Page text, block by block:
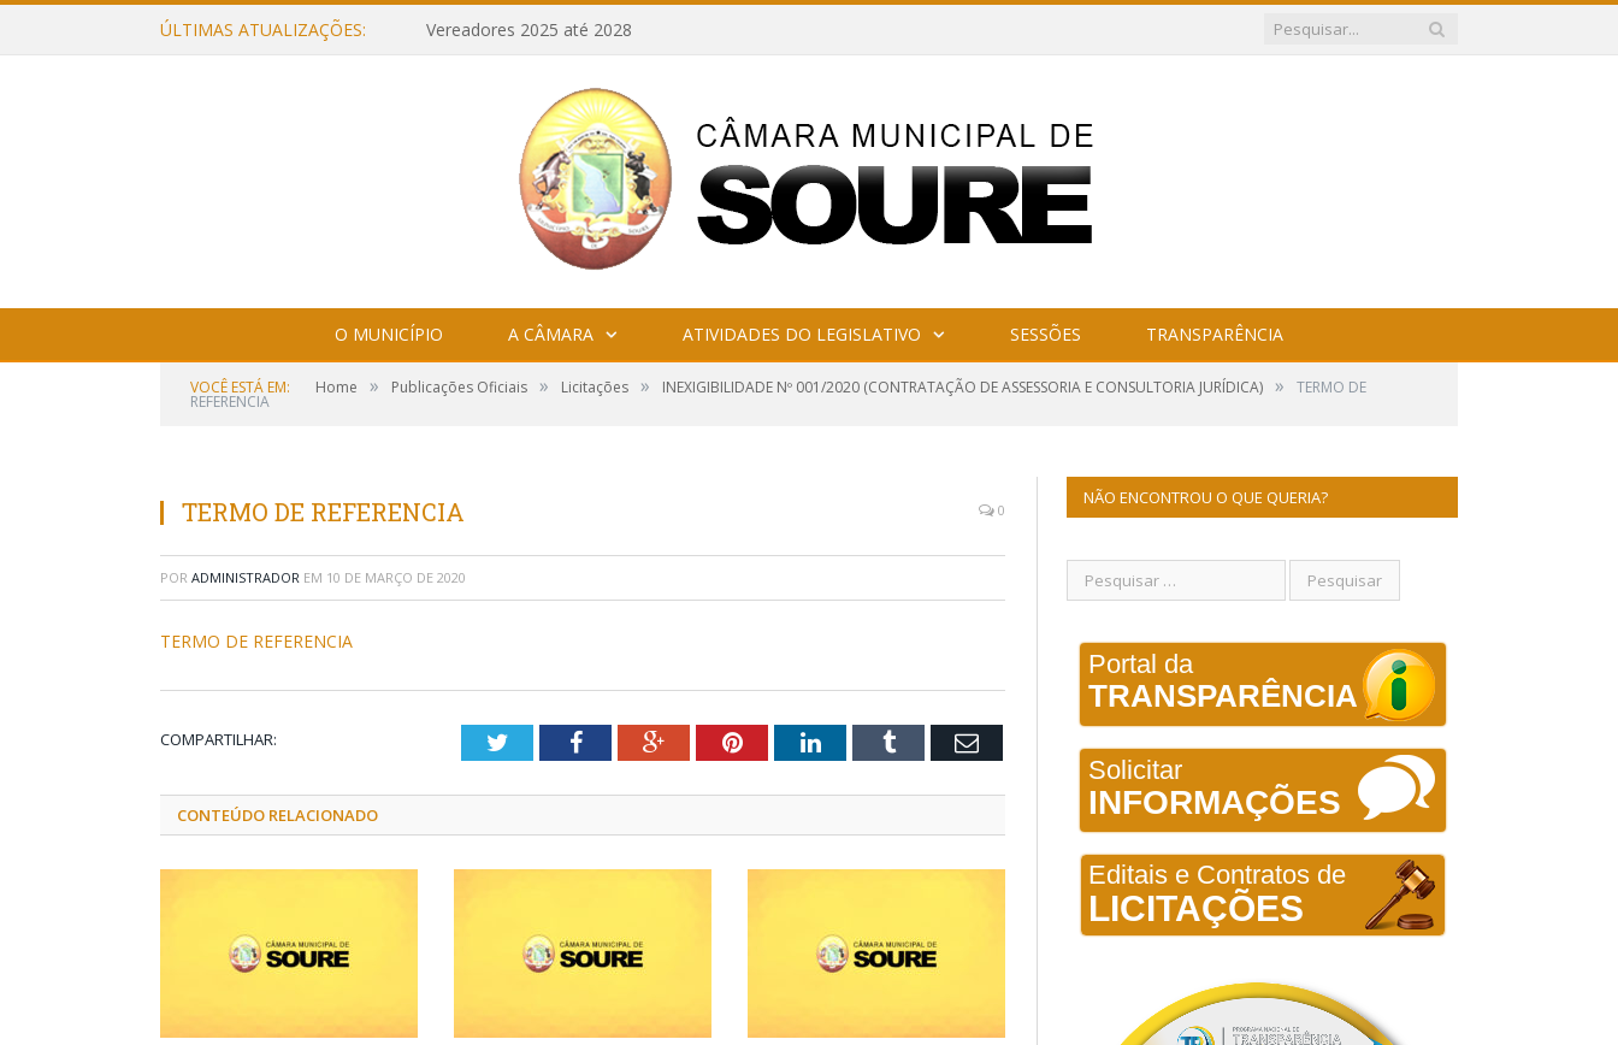
ÚLTIMAS ATUALIZAÇÕES: Vereadores 2025 até 2028
O MUNICÍPIO A CÂMARA ATIVIDADES DO LEGISLATIVO SESSÕES TRANSPARÊNCIA
VOCÊ ESTÁ EM: Home » Publicações Oficiais » Licitações » INEXIGIBILIDADE Nº 001/2020 (CONTRATAÇÃO DE ASSESSORIA E CONSULTORIA JURÍDICA) » TERMO DE
REFERENCIA
TERMO DE REFERENCIA 0
POR ADMINISTRADOR EM 10 DE MARÇO DE 2020
TERMO DE REFERENCIA
COMPARTILHAR: TwitterFacebookGoogle+PinterestLinkedInTumblr Email
CONTEÚDO RELACIONADO
NÃO ENCONTROU O QUE QUERIA?
Portal da
TRANSPARÊNCIA
Solicitar
INFORMAÇÕES
Editais e Contratos de
LICITAÇÕES